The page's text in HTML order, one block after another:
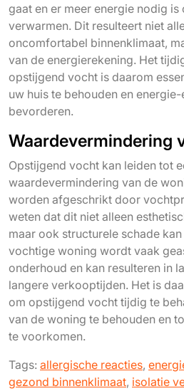
gaat en er meer energie nodig is
verwarmen. Dit resulteert niet
oncomfortabel binnenklimaat,
van de energierekening. Het
opstijgend vocht is daarom
uw huis te behouden en
bevorderen.
Waardevermindering
Opstijgend vocht kan leiden tot
waardevermindering van de
worden afgeschrikt door
weten dat dit niet alleen
maar ook structurele schade
vochtige woning wordt vaak
onderhoud en kan resulteren in
langere verkooptijden. Het is
om opstijgend vocht tijdig te
van de woning te behouden en
te voorkomen.
Tags: allergische reacties,
gezond binnenklimaat, isolatie